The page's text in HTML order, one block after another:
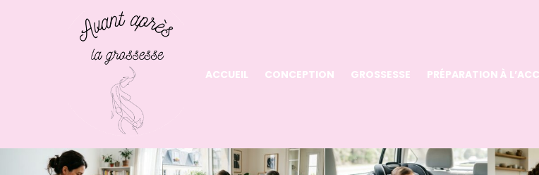
ACCUEIL CONCEPTION GROSSESSE PRÉPARATION À